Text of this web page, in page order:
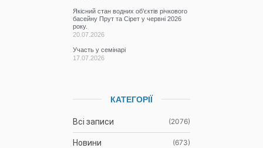
Якісний стан водних об’єктів річкового
басейну Прут та Сірет у червні 2026
року.
20.07.2026
Участь у семінарі
17.07.2026
КАТЕГОРІЇ
Всі записи (2076)
Новини (673)